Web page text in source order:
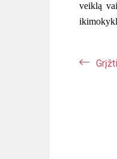
veiklą
Grįžti